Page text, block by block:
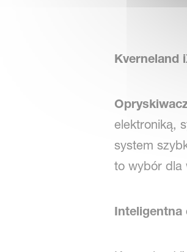
Kverneland
elektroniką,
system
to wybór dla
Inteligentna